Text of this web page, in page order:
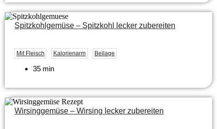
Spitzkohlgemüse – Spitzkohl lecker zubereiten
Mit Fleisch Kalorienarm Beilage
35 min
Wirsinggemüse – Wirsing lecker zubereiten